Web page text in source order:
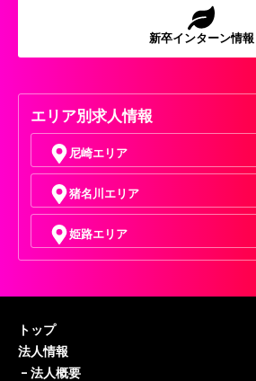
新卒インターン情報
エリア別求人情報
尼崎エリア
猪名川エリア
姫路エリア
トップ
法人情報
– 法人概要